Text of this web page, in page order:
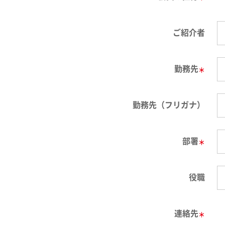
ご紹介者
勤務先＊
勤務先（フリガナ）
部署＊
役職
連絡先＊